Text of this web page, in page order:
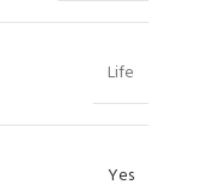
Life
Yes